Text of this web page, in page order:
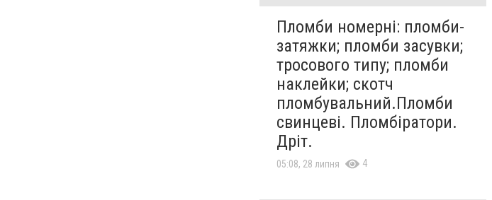
Пломби номерні: пломби-
затяжки; пломби засувки;
тросового типу; пломби
наклейки; скотч
пломбувальний.Пломби
свинцеві. Пломбіратори.
Дріт.
05:08, 28 липня 4